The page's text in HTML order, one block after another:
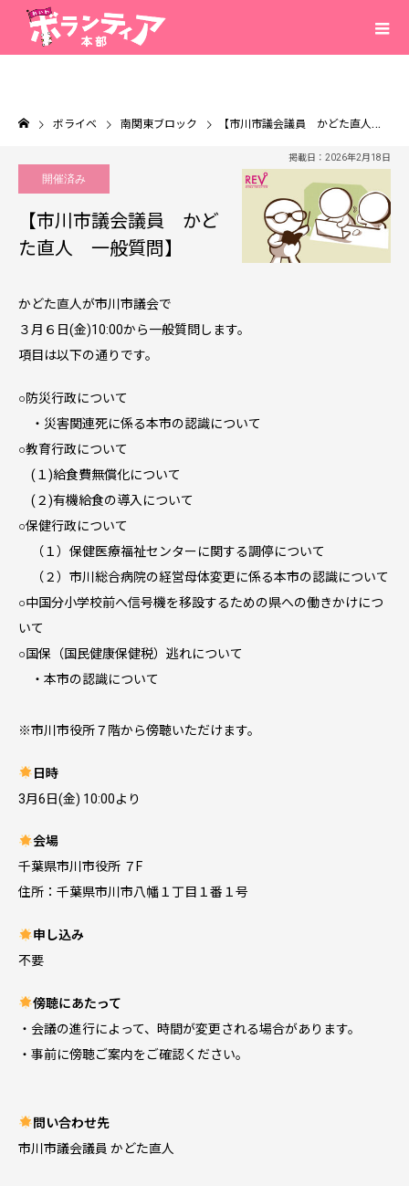
ボライベ 南関東ブロック 【市川市議会議員 かどた直人 一般質問】
掲載日：2026年2月18日
開催済み
【市川市議会議員 かど
た直人 一般質問】
かどた直人が市川市議会で
３月６日(金)10:00から一般質問します。
項目は以下の通りです。
○防災行政について
・災害関連死に係る本市の認識について
○教育行政について
(１)給食費無償化について
(２)有機給食の導入について
○保健行政について
（１）保健医療福祉センターに関する調停について
（２）市川総合病院の経営母体変更に係る本市の認識について
○中国分小学校前へ信号機を移設するための県への働きかけにつ
いて
○国保（国民健康保健税）逃れについて
・本市の認識について
※市川市役所７階から傍聴いただけます。
日時
3月6日(金) 10:00より
会場
千葉県市川市役所 ７F
住所：千葉県市川市八幡１丁目１番１号
申し込み
不要
傍聴にあたって
・会議の進行によって、時間が変更される場合があります。
・事前に傍聴ご案内をご確認ください。
問い合わせ先
市川市議会議員 かどた直人